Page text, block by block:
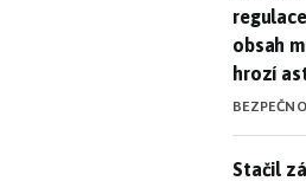
obsah
hrozí
Stačil
Stačil